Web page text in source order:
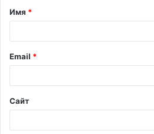
Имя *
Email *
Сайт